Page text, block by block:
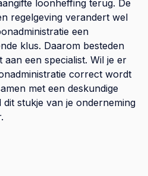
loonheffing terug. De
regelgeving verandert wel
een
klus. Daarom besteden
een specialist. Wil je er
correct wordt
met een deskundige
stukje van je onderneming